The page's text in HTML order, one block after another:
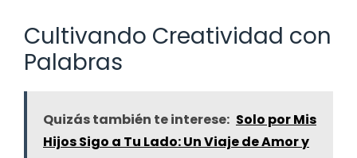
Cultivando Creatividad con
Palabras
Quizás también te interese: Solo por Mis
Hijos Sigo a Tu Lado: Un Viaje de Amor y